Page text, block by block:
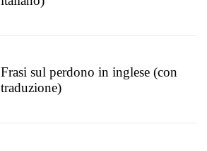
Frasi sul perdono in inglese (con
traduzione)